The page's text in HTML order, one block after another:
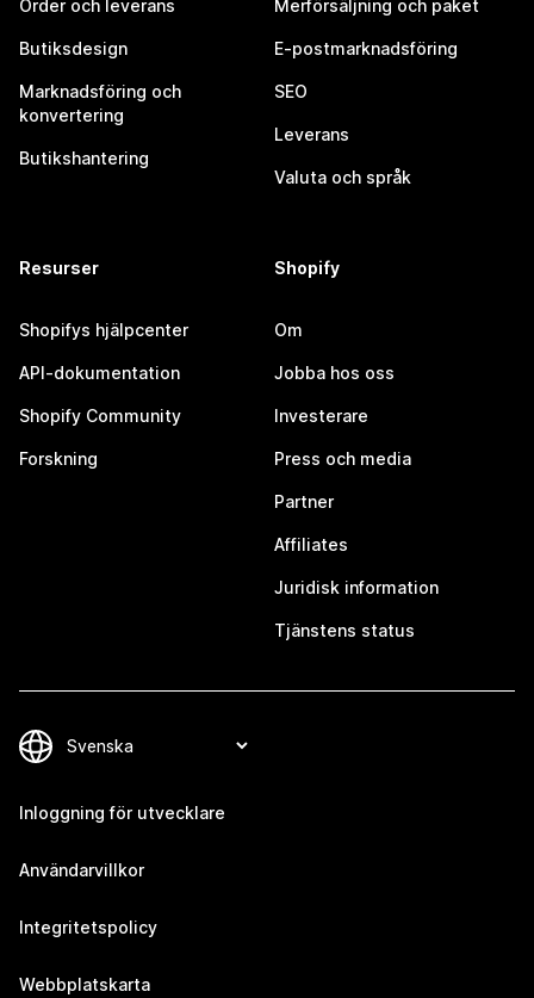
Order och leverans
Butiksdesign
Marknadsföring och
konvertering
Butikshantering
Merförsäljning och paket
E-postmarknadsföring
SEO
Leverans
Valuta och språk
Resurser
Shopifys hjälpcenter
API-dokumentation
Shopify Community
Forskning
Shopify
Om
Jobba hos oss
Investerare
Press och media
Partner
Affiliates
Juridisk information
Tjänstens status
Inloggning för utvecklare
Användarvillkor
Integritetspolicy
Webbplatskarta